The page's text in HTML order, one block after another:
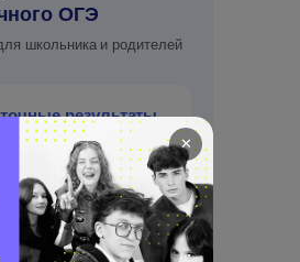
ОГЭ
школьника и родителей
результаты
органа
или
через Госуслуги.
предметам получена
дальнейший
✕